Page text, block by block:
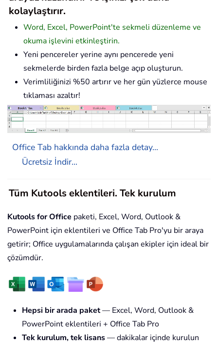
kolaylaştırır.
Word, Excel, PowerPoint'te sekmeli düzenleme ve
okuma işlevini etkinleştirin.
Yeni pencereler yerine aynı pencerede yeni
sekmelerde birden fazla belge açıp oluşturun.
Verimliliğinizi %50 artırır ve her gün yüzlerce mouse
tıklaması azaltır!
Office Tab hakkında daha fazla detay...
Ücretsiz İndir...
Tüm Kutools eklentileri. Tek kurulum
Kutools for Office paketi, Excel, Word, Outlook &
PowerPoint için eklentileri ve Office Tab Pro'yu bir araya
getirir; Office uygulamalarında çalışan ekipler için ideal bir
çözümdür.
Hepsi bir arada paket— Excel, Word, Outlook &
PowerPoint eklentileri + Office Tab Pro
Tek kurulum, tek lisans— dakikalar içinde kurulun